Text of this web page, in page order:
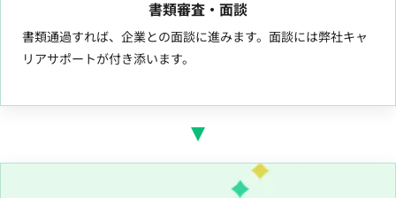
書類審査・面談
書類通過すれば、企業との面談に進みます。面談には弊社キャ
リアサポートが付き添います。